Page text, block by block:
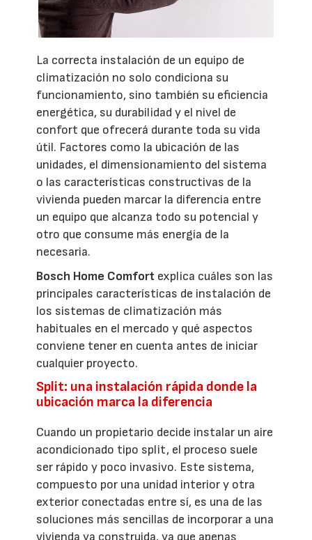
La correcta instalación de un equipo de
climatización no solo condiciona su
funcionamiento, sino también su eficiencia
energética, su durabilidad y el nivel de
confort que ofrecerá durante toda su vida
útil. Factores como la ubicación de las
unidades, el dimensionamiento del sistema
o las características constructivas de la
vivienda pueden marcar la diferencia entre
un equipo que alcanza todo su potencial y
otro que consume más energía de la
necesaria.
Bosch Home Comfort explica cuáles son las
principales características de instalación de
los sistemas de climatización más
habituales en el mercado y qué aspectos
conviene tener en cuenta antes de iniciar
cualquier proyecto.
Split: una instalación rápida donde la
ubicación marca la diferencia
Cuando un propietario decide instalar un aire
acondicionado tipo split, el proceso suele
ser rápido y poco invasivo. Este sistema,
compuesto por una unidad interior y otra
exterior conectadas entre sí, es una de las
soluciones más sencillas de incorporar a una
vivienda ya construida, ya que apenas